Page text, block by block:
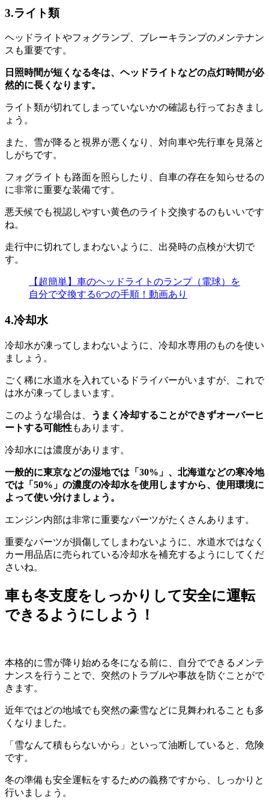
3.ライト類
ヘッドライトやフォグランプ、ブレーキランプのメンテナン
スも重要です。
日照時間が短くなる冬は、ヘッドライトなどの点灯時間が必
然的に長くなります。
ライト類が切れてしまっていないかの確認も行っておきまし
ょう。
また、雪が降ると視界が悪くなり、対向車や先行車を見落と
しがちです。
フォグライトも路面を照らしたり、自車の存在を知らせるの
に非常に重要な装備です。
悪天候でも視認しやすい黄色のライト交換するのもいいです
ね。
走行中に切れてしまわないように、出発時の点検が大切で
す。
【超簡単】車のヘッドライトのランプ（電球）を
自分で交換する6つの手順！動画あり
4.冷却水
冷却水が凍ってしまわないように、冷却水専用のものを使い
ましょう。
ごく稀に水道水を入れているドライバーがいますが、これで
は水が凍ってしまいます。
このような場合は、
うまく冷却することができずオーバーヒ
ートする可能性もあります。
冷却水には濃度があります。
一般的に東京などの湿地では「30%」、北海道などの寒冷地
では「50%」の濃度の冷却水を使用しますから、使用環境に
よって使い分けましょう。
エンジン内部は非常に重要なパーツがたくさんあります。
重要なパーツが損傷してしまわないように、水道水ではなく
カー用品店に売られている冷却水を補充するようにしてくだ
さいね。
車も冬支度をしっかりして安全に運転
できるようにしよう！
本格的に雪が降り始める冬になる前に、自分でできるメンテ
ナンスを行うことで、突然のトラブルや事故を防ぐことがで
きます。
近年ではどの地域でも突然の豪雪などに見舞われることも多
くなりました。
「雪なんて積もらないから」といって油断していると、危険
です。
冬の準備も安全運転をするための義務ですから、しっかりと
行いましょう。